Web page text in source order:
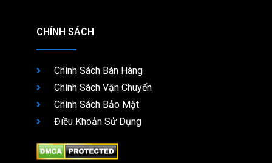
CHÍNH SÁCH
Chính Sách Bán Hàng
Chính Sách Vận Chuyển
Chính Sách Bảo Mật
Điều Khoản Sử Dụng